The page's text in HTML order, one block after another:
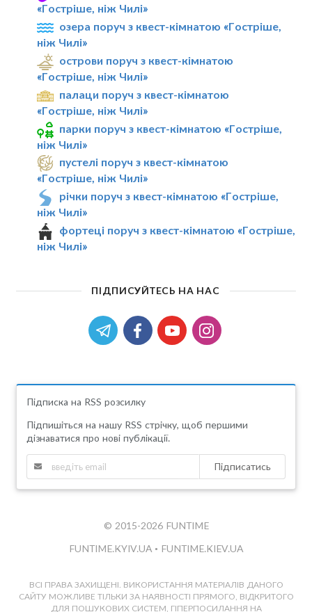
«Гостріше, ніж Чилі»
озера поруч з квест-кімнатою «Гостріше,
ніж Чилі»
острови поруч з квест-кімнатою
«Гостріше, ніж Чилі»
палаци поруч з квест-кімнатою
«Гостріше, ніж Чилі»
парки поруч з квест-кімнатою «Гостріше,
ніж Чилі»
пустелі поруч з квест-кімнатою
«Гостріше, ніж Чилі»
річки поруч з квест-кімнатою «Гостріше,
ніж Чилі»
фортеці поруч з квест-кімнатою «Гостріше,
ніж Чилі»
ПІДПИСУЙТЕСЬ НА НАС
Підписка на RSS розсилку
Підпишіться на нашу RSS стрічку, щоб першими
дізнаватися про нові публікації.
Підписатись
© 2015-2026 FUNTIME
FUNTIME.KYIV.UA • FUNTIME.KIEV.UA
ВСІ ПРАВА ЗАХИЩЕНІ. ВИКОРИСТАННЯ МАТЕРІАЛІВ ДАНОГО
САЙТУ МОЖЛИВЕ ТІЛЬКИ ЗА НАЯВНОСТІ ПРЯМОГО, ВІДКРИТОГО
ДЛЯ ПОШУКОВИХ СИСТЕМ, ГІПЕРПОСИЛАННЯ НА